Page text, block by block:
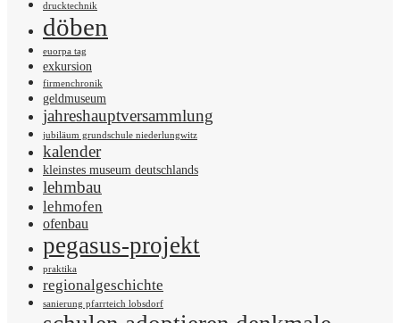
drucktechnik
döben
euorpa tag
exkursion
firmenchronik
geldmuseum
jahreshauptversammlung
jubiläum grundschule niederlungwitz
kalender
kleinstes museum deutschlands
lehmbau
lehmofen
ofenbau
pegasus-projekt
praktika
regionalgeschichte
sanierung pfarrteich lobsdorf